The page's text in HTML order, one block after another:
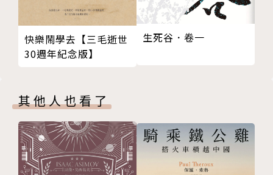
作者簡介 |
許悔之
一九六六年生，台灣桃園人，國立台北工專（現改制為
國立台北科技大學）化工科畢業。曾獲多種文學獎項及
文學》雜誌及出版社總編輯。現為有鹿文化事業有限公
司社長，著有童書《星星的作業簿》；散文《眼耳鼻
舌》、《我一個人記住就好》；詩集《陽光蜂房》、
《家族》、《肉身》、《我佛莫要，為我流淚》、《當
一隻鯨魚渴望海洋》、《有鹿哀愁》、《亮的天》，二
我的「圓圈日」
比流浪還遠的吳耿禎
南管，觀音，王心心
凌性傑和劉冠吟
但願心如大海
台南魯麵和泉州滷麵
靜觀萬物，雲淡風輕
隱者之思
淨土就在淨心中
快樂鬧學去【三毛逝世
30週年紀念版】
生死谷．卷一
其他人也看了